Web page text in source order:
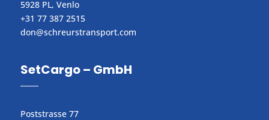
5928 PL, Venlo
+31 77 387 2515
don@schreurstransport.com​
SetCargo – GmbH
Poststrasse 77